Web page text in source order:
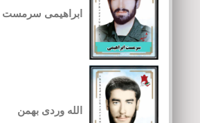
ابراهیمی سرمست
الله وردی بهمن